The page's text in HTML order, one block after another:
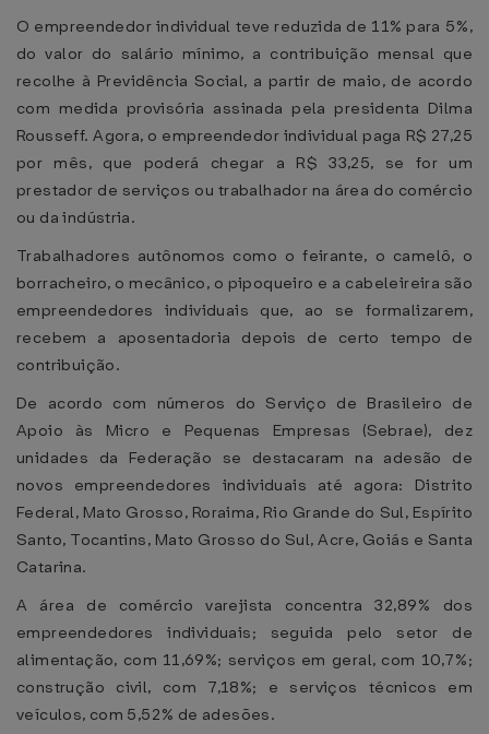
O empreendedor individual teve reduzida de 11% para 5%,
do valor do salário mínimo, a contribuição mensal que
recolhe à Previdência Social, a partir de maio, de acordo
com medida provisória assinada pela presidenta Dilma
Rousseff. Agora, o empreendedor individual paga R$ 27,25
por mês, que poderá chegar a R$ 33,25, se for um
prestador de serviços ou trabalhador na área do comércio
ou da indústria.
Trabalhadores autônomos como o feirante, o camelô, o
borracheiro, o mecânico, o pipoqueiro e a cabeleireira são
empreendedores individuais que, ao se formalizarem,
recebem a aposentadoria depois de certo tempo de
contribuição.
De acordo com números do Serviço de Brasileiro de
Apoio às Micro e Pequenas Empresas (Sebrae), dez
unidades da Federação se destacaram na adesão de
novos empreendedores individuais até agora: Distrito
Federal, Mato Grosso, Roraima, Rio Grande do Sul, Espírito
Santo, Tocantins, Mato Grosso do Sul, Acre, Goiás e Santa
Catarina.
A área de comércio varejista concentra 32,89% dos
empreendedores individuais; seguida pelo setor de
alimentação, com 11,69%; serviços em geral, com 10,7%;
construção civil, com 7,18%; e serviços técnicos em
veículos, com 5,52% de adesões.